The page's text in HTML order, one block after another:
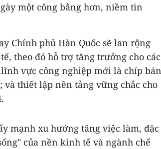
một công bằng hơn, niềm tin
Chính phủ Hàn Quốc sẽ lan rộng
theo đó hỗ trợ tăng trưởng cho các
vực công nghiệp mới là chíp bán
thiết lập nền tảng vững chắc cho
mạnh xu hướng tăng việc làm, đặc
của nền kinh tế và ngành chế